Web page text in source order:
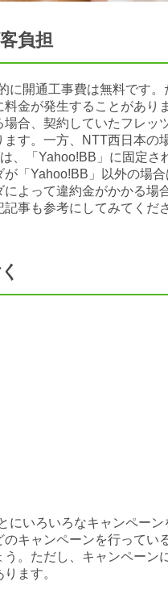
負担
に開通工事費は無料です。
金が発生することがあり
合、契約していたフレッ
す。一方、NTT西日本の
、「Yahoo!BB」に固定さ
「Yahoo!BB」以外の場
よって違約金がかかる場
事も参考にしてみてくだ
にいろいろなキャンペーン
キャンペーンを行ってい
。ただし、キャンペーン
ます。